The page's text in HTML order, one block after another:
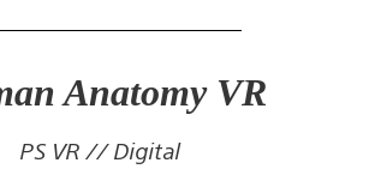
Anatomy VR
PS VR // Digital